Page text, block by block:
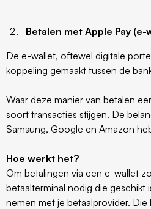
Betalen met Apple Pay (e-
De e-wallet, oftewel digitale
koppeling gemaakt tussen de
Waar deze manier van betalen
soort transacties stijgen. De
Samsung, Google en Amazon
Hoe werkt het?
Om betalingen via een e-wallet
betaalterminal nodig die
nemen met je betaalprovider.